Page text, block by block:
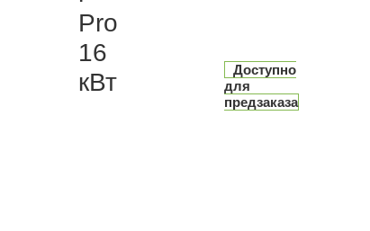
Pro
16
кВт
Доступно
для
предзаказа